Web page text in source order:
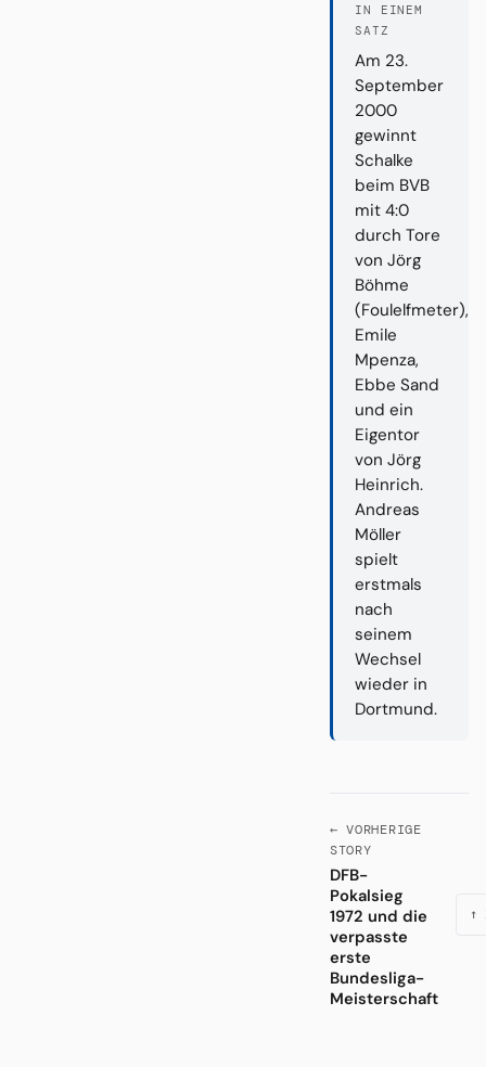
IN EINEM
SATZ
Am 23.
September
2000
gewinnt
Schalke
beim BVB
mit 4:0
durch Tore
von Jörg
Böhme
(Foulelfmeter),
Emile
Mpenza,
Ebbe Sand
und ein
Eigentor
von Jörg
Heinrich.
Andreas
Möller
spielt
erstmals
nach
seinem
Wechsel
wieder in
Dortmund.
← VORHERIGE
STORY
DFB-
Pokalsieg
1972 und die
verpasste
erste
Bundesliga-
Meisterschaft
↑